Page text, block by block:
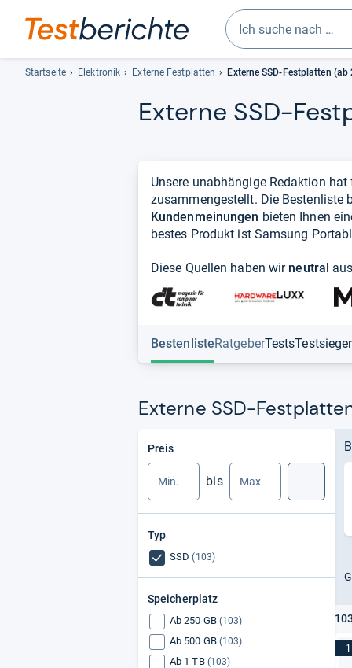
Geben
Sie
drei
Zeichen
erscheinen
automatisch
und
lassen
mit
Pfeiltasten
Startseite Elektronik Externe Festplatten Externe SSD-Festplatten (ab
Externe SSD-​
Unsere unabhängige Redaktion
zusammengestellt. Die
Kundenmeinungen bieten Ihnen
bestes Produkt ist Samsung
Diese Quellen haben wir neutral
BestenlisteRatgeberTestsTestsieger
Externe SSD-
Preis
bis
Typ
SSD (103)
Speicherplatz
Ab 250 GB (103)
Ab 500 GB (103)
Ab 1 TB (103)
1